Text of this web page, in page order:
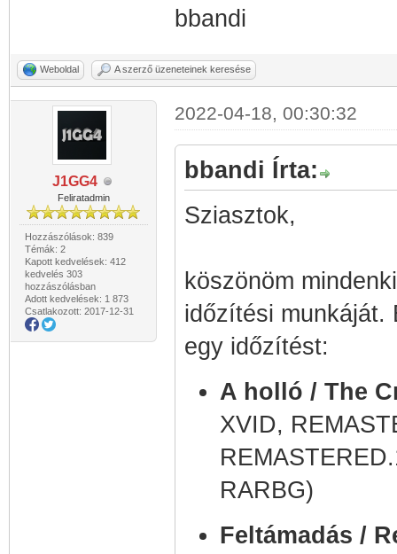
bbandi
Weboldal A szerző üzeneteinek keresése
J1GG4
Feliratadmin
Hozzászólások: 839
Témák: 2
Kapott kedvelések: 412
kedvelés 303
hozzászólásban
Adott kedvelések: 1 873
Csatlakozott: 2017-12-31
2022-04-18, 00:30:32
bbandi Írta:
Sziasztok,
köszönöm
időzítési munkáját.
egy időzítést:
A holló / The
XVID,
RARBG)
Feltámadás /